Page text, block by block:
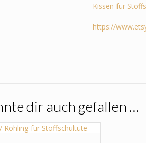
Kissen für
https://
dir auch gefallen …